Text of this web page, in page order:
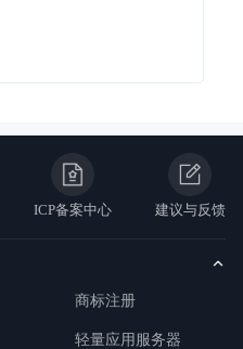
ICP备案中心 建议与反馈
商标注册
轻量应用服务器